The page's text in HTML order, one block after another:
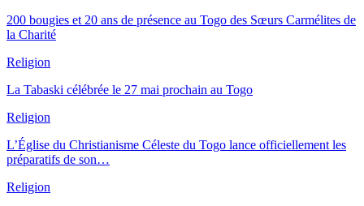
200 bougies et 20 ans de présence au Togo des Sœurs Carmélites de
la Charité
Religion
La Tabaski célébrée le 27 mai prochain au Togo
Religion
L’Église du Christianisme Céleste du Togo lance officiellement les
préparatifs de son…
Religion